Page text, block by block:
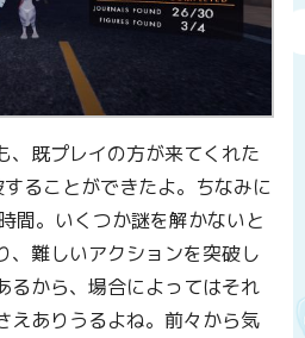
、既プレイの方が来てくれた
ることができたよ。ちなみに
間。いくつか謎を解かないと
、難しいアクションを突破し
るから、場合によってはそれ
えありうるよね。前々から気